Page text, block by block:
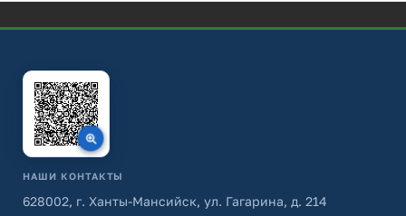
НАШИ КОНТАКТЫ
628002, г. Ханты-Мансийск, ул. Гагарина, д. 214